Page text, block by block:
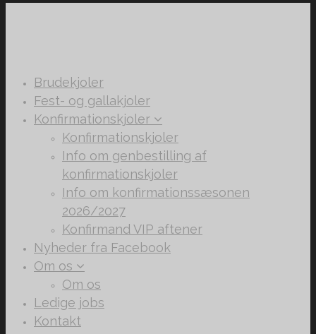
Brudekjoler
Fest- og gallakjoler
Konfirmationskjoler
Konfirmationskjoler
Info om genbestilling af
konfirmationskjoler
Info om konfirmationssæsonen
2026/2027
Konfirmand VIP aftener
Nyheder fra Facebook
Om os
Om os
Ledige jobs
Kontakt